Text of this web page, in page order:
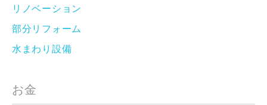
リノベーション
部分リフォーム
水まわり設備
お金